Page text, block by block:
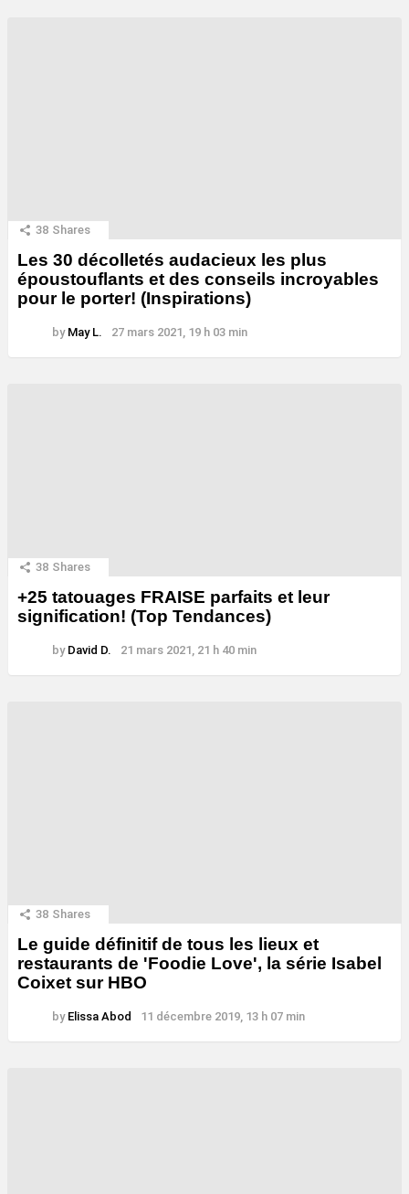
38 Shares
Les 30 décolletés audacieux les plus
époustouflants et des conseils incroyables
pour le porter! (Inspirations)
by May L. 27 mars 2021, 19 h 03 min
38 Shares
+25 tatouages ​​FRAISE parfaits et leur
signification! (Top Tendances)
by David D. 21 mars 2021, 21 h 40 min
38 Shares
Le guide définitif de tous les lieux et
restaurants de 'Foodie Love', la série Isabel
Coixet sur HBO
by Elissa Abod 11 décembre 2019, 13 h 07 min